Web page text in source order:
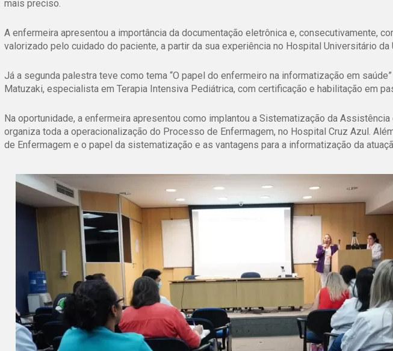
mais preciso.
A enfermeira apresentou a importância da documentação eletrônica e, consecutivamente,
valorizado pelo cuidado do paciente, a partir da sua experiência no Hospital Universitário da
Já a segunda palestra teve como tema “O papel do enfermeiro na informatização em
Matuzaki, especialista em Terapia Intensiva Pediátrica, com certificação e habilitação em
Na oportunidade, a enfermeira apresentou como implantou a Sistematização da
organiza toda a operacionalização do Processo de Enfermagem, no Hospital Cruz Azul.
de Enfermagem e o papel da sistematização e as vantagens para a informatização da